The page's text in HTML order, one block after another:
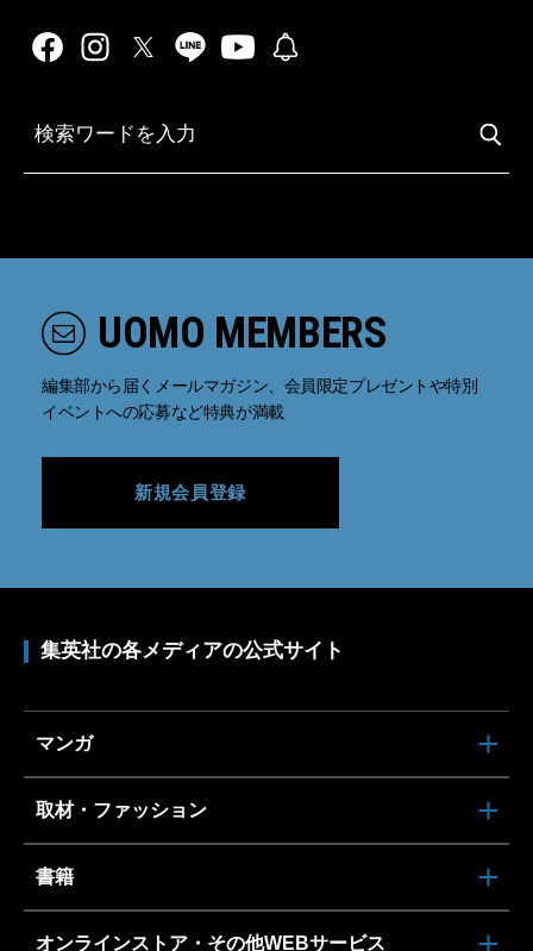
UOMO MEMBERS
編集部から届くメールマガジン、会員限定プレゼントや特別
イベントへの応募など特典が満載
新規会員登録
集英社の各メディアの公式サイト
マンガ
取材・ファッション
書籍
オンラインストア・その他WEBサービス